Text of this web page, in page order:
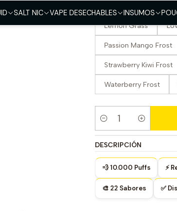
SALT NIC VAPE DESECHABLES INSUMOS
Lemon Grass
Passion Mango Frost
Strawberry Kiwi Frost
Waterberry Frost
Cantidad
DESCRIPCIÓN
💨 10.000 Puffs ⚡
🎨 22 Sabores ✅